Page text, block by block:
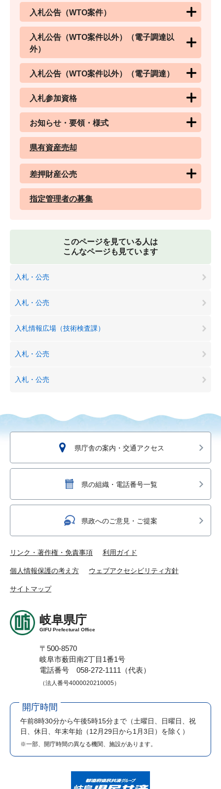
入札公告（WTO案件）
入札公告（WTO案件以外）（電子調達以
外）
入札公告（WTO案件以外）（電子調達）
入札参加資格
お知らせ・要領・様式
県有資産売却
差押財産公売
指定管理者の募集
このページを見ている人は
こんなページも見ています
入札・公売
入札・公売
入札情報広場（技術検査課）
入札・公売
入札・公売
県庁舎の案内・交通アクセス
県の組織・電話番号一覧
県政へのご意見・ご提案
リンク・著作権・免責事項 利用ガイド
個人情報保護の考え方 ウェブアクセシビリティ方針
サイトマップ
岐阜県庁
GIFU Prefectural Office
〒500-8570
岐阜市薮田南2丁目1番1号
電話番号 058-272-1111（代表）
（法人番号4000020210005）
開庁時間
午前8時30分から午後5時15分まで （土曜日、日曜日、祝
日、休日、年末年始（12月29日から1月3日）を除く）
※一部、開庁時間の異なる機関、施設があります。